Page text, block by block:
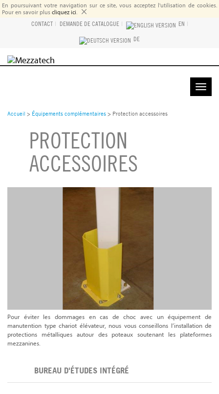
En poursuivant votre navigation sur ce site, vous acceptez l'utilisation de cookies.
Pour en savoir plus cliquez ici. ×
CONTACT | DEMANDE DE CATALOGUE | EN |
DE
Toggle
Accueil > Équipements complémentaires > Protection accessoires
PROTECTION
ACCESSOIRES
Pour éviter les dommages en cas de choc avec un équipement de
manutention type chariot élévateur, nous vous conseillons l’installation de
protections métalliques autour des poteaux soutenant les plateformes
mezzanines.
BUREAU D'ÉTUDES INTÉGRÉ